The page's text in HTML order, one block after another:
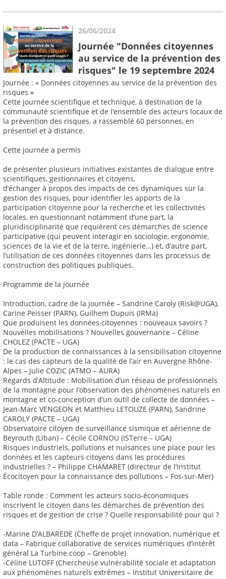
26/06/2024
Journée "Données citoyennes
au service de la prévention des
risques" le 19 septembre 2024
Journée : « Données citoyennes au service de la prévention des
risques »
Cette journée scientifique et technique, à destination de la
communauté scientifique et de l’ensemble des acteurs locaux de
la prévention des risques, a rassemblé 60 personnes, en
présentiel et à distance.
Cette journée a permis
de présenter plusieurs initiatives existantes de dialogue entre
scientifiques, gestionnaires et citoyens,
d’échanger à propos des impacts de ces dynamiques sur la
gestion des risques, pour identifier les apports de la
participation citoyenne pour la recherche et les collectivités
locales, en questionnant notamment d’une part, la
pluridisciplinarité que requièrent ces démarches de science
participative (qui peuvent interagir en sociologie, ergonomie,
sciences de la vie et de la terre, ingénierie…) et, d’autre part,
l’utilisation de ces données citoyennes dans les processus de
construction des politiques publiques.
Programme de la journée
Introduction, cadre de la journée – Sandrine Caroly (Risk@UGA),
Carine Peisser (PARN), Guilhem Dupuis (IRMa)
Que produisent les données citoyennes : nouveaux savoirs ?
Nouvelles mobilisations ? Nouvelles gouvernance – Céline
CHOLEZ (PACTE – UGA)
De la production de connaissances à la sensibilisation citoyenne
: le cas des capteurs de la qualité de l’air en Auvergne Rhône-
Alpes – Julie COZIC (ATMO – AURA)
Regards d’Altitude : Mobilisation d’un réseau de professionnels
de la montagne pour l’observation des phénomènes naturels en
montagne et co-conception d’un outil de collecte de données –
Jean-Marc VENGEON et Matthieu LETOUZE (PARN), Sandrine
CAROLY (PACTE – UGA)
Observatoire citoyen de surveillance sismique et aérienne de
Beyrouth (Liban) – Cécile CORNOU (ISTerre – UGA)
Risques industriels, pollutions et nuisances une place pour les
données et les capteurs citoyens dans les procédures
industrielles ? – Philippe CHAMARET (directeur de l’Institut
Écocitoyen pour la connaissance des pollutions – Fos-sur-Mer)
Table ronde : Comment les acteurs socio-économiques
inscrivent le citoyen dans les démarches de prévention des
risques et de gestion de crise ? Quelle responsabilité pour qui ?
-Marine D’ALBAREDE (Cheffe de projet innovation, numérique et
data – Fabrique collaborative de services numériques d’intérêt
général La Turbine.coop – Grenoble)
-Céline LUTOFF (Chercheuse vulnérabilité sociale et adaptation
aux phénomènes naturels extrêmes – Institut Universitaire de